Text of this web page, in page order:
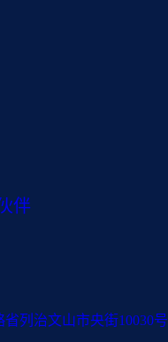
伴
列治文山市央街10030号